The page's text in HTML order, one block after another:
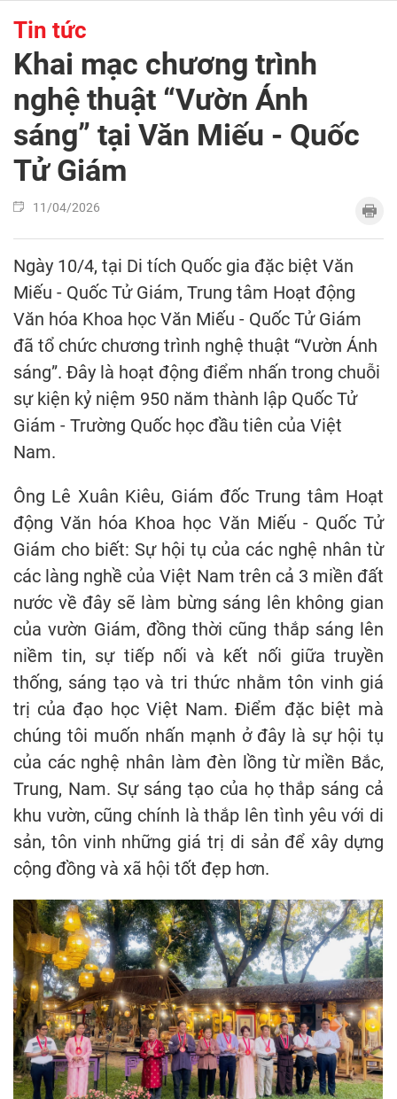
Tin tức
Khai mạc chương trình
nghệ thuật “Vườn Ánh
sáng” tại Văn Miếu - Quốc
Tử Giám
11/04/2026
Ngày 10/4, tại Di tích Quốc gia đặc biệt Văn
Miếu - Quốc Tử Giám, Trung tâm Hoạt động
Văn hóa Khoa học Văn Miếu - Quốc Tử Giám
đã tổ chức chương trình nghệ thuật “Vườn Ánh
sáng”. Đây là hoạt động điểm nhấn trong chuỗi
sự kiện kỷ niệm 950 năm thành lập Quốc Tử
Giám - Trường Quốc học đầu tiên của Việt
Nam.
Ông Lê Xuân Kiêu, Giám đốc Trung tâm Hoạt
động Văn hóa Khoa học Văn Miếu - Quốc Tử
Giám cho biết: Sự hội tụ của các nghệ nhân từ
các làng nghề của Việt Nam trên cả 3 miền đất
nước về đây sẽ làm bừng sáng lên không gian
của vườn Giám, đồng thời cũng thắp sáng lên
niềm tin, sự tiếp nối và kết nối giữa truyền
thống, sáng tạo và tri thức nhằm tôn vinh giá
trị của đạo học Việt Nam. Điểm đặc biệt mà
chúng tôi muốn nhấn mạnh ở đây là sự hội tụ
của các nghệ nhân làm đèn lồng từ miền Bắc,
Trung, Nam. Sự sáng tạo của họ thắp sáng cả
khu vườn, cũng chính là thắp lên tình yêu với di
sản, tôn vinh những giá trị di sản để xây dựng
cộng đồng và xã hội tốt đẹp hơn.